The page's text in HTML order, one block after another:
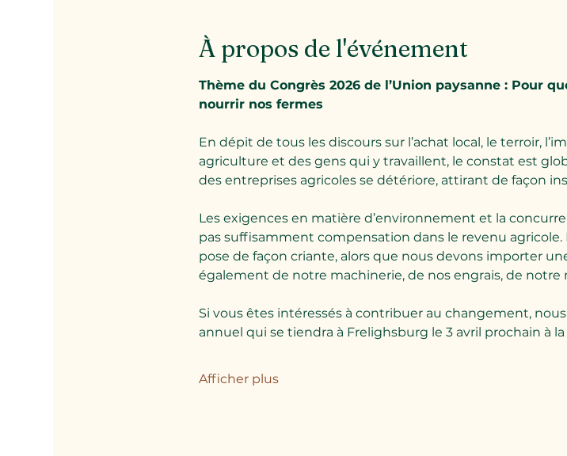
À propos de l'événement
Thème du Congrès 2026 de l’Union paysanne : Pour
nourrir nos fermes
En dépit de tous les discours sur l’achat local, le terroir,
agriculture et des gens qui y travaillent, le constat est
des entreprises agricoles se détériore, attirant de façon
Les exigences en matière d’environnement et la
pas suffisamment compensation dans le revenu
pose de façon criante, alors que nous devons importer
également de notre machinerie, de nos engrais, de notre
Si vous êtes intéressés à contribuer au changement,
annuel qui se tiendra à Frelighsburg le 3 avril prochain à
Afficher plus